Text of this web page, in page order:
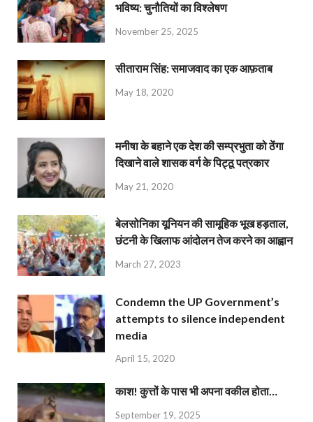
भविष्य: चुनौतियों का विश्लेषण
November 25, 2025
सीताराम सिंह: समाजवाद का एक आफ़ताब
May 18, 2020
मनीषा के बहाने एक देश की सम्प्रभुता को ठेंगा
दिखाने वाले शासक वर्ग के पिट्ठू पत्रकार
May 21, 2020
बेलसोनिका यूनियन की सामूहिक भूख हड़ताल,
छंटनी के खिलाफ आंदोलन तेज करने का आह्वान
March 27, 2023
Condemn the UP Government’s
attempts to silence independent
media
April 15, 2020
काश! कुत्तों के पास भी अपना वकील होता…
September 19, 2025